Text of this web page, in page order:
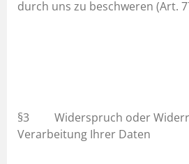
durch uns zu beschweren (Art.
§3 Widerspruch oder
Verarbeitung Ihrer Daten